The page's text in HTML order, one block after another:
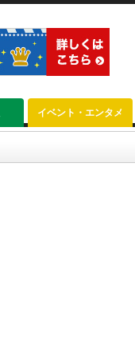
イベント・エンタメ